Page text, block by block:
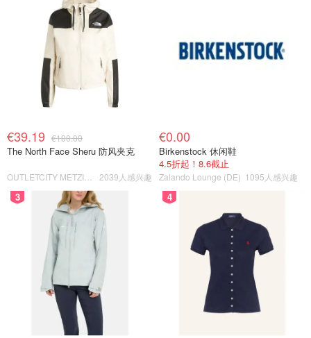
€39.19 €100.00
The North Face Sheru 防风夹克
2039人感兴趣
€0.00
Birkenstock 休闲鞋
4.5折起！8.6截止
Zalando Lounge (DE) 1095人感兴趣
3 4